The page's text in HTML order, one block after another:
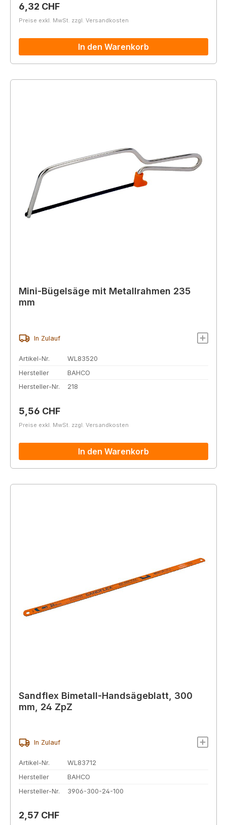
Regulärer Preis:
6,32 CHF
Preise exkl. MwSt. zzgl. Versandkosten
In den Warenkorb
Mini-Bügelsäge mit Metallrahmen 235
mm
In Zulauf
Artikel-Nr.
WL83520
Hersteller
BAHCO
Hersteller-Nr.
218
Regulärer Preis:
5,56 CHF
Preise exkl. MwSt. zzgl. Versandkosten
In den Warenkorb
Sandflex Bimetall-Handsägeblatt, 300
mm, 24 ZpZ
In Zulauf
Artikel-Nr.
WL83712
Hersteller
BAHCO
Hersteller-Nr.
3906-300-24-100
Regulärer Preis:
2,57 CHF